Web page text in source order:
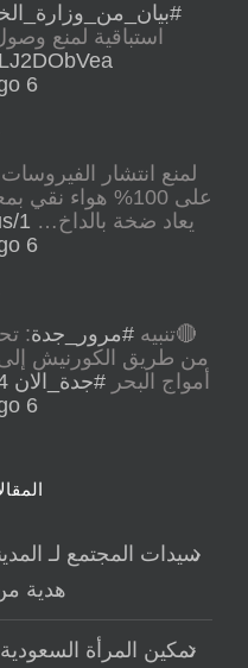
استباقية لمنع
6 years ago
لمنع انتشار
على 100% هواء
يعاد ضخة بالداخ… 1…
6 years ago
🔴تنبيه #مرور_جدة:
من طريق الكورنيش إلى
أمواج البحر #جدة_الان
6 years ago
سيدات المجتمع لـ
هدية
تمكين المرأة